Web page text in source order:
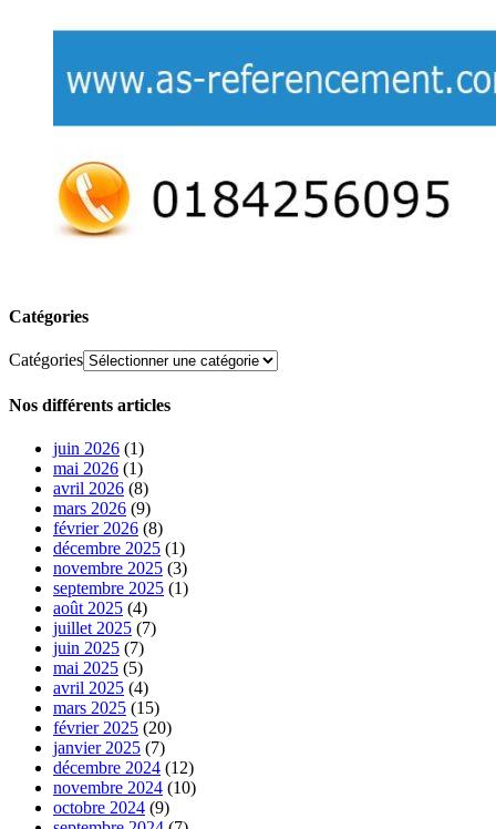
Catégories
Catégories
Nos différents articles
juin 2026 (1)
mai 2026 (1)
avril 2026 (8)
mars 2026 (9)
février 2026 (8)
décembre 2025 (1)
novembre 2025 (3)
septembre 2025 (1)
août 2025 (4)
juillet 2025 (7)
juin 2025 (7)
mai 2025 (5)
avril 2025 (4)
mars 2025 (15)
février 2025 (20)
janvier 2025 (7)
décembre 2024 (12)
novembre 2024 (10)
octobre 2024 (9)